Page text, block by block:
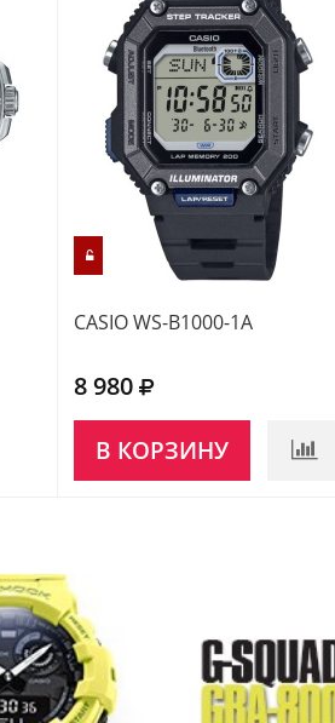
CASIO WS-B1000-1A
8 980
В КОРЗИНУ